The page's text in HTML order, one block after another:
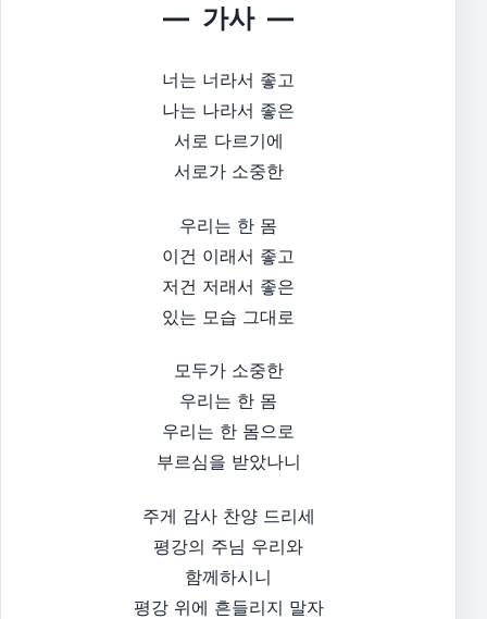
— 가사 —
너는 너라서 좋고
나는 나라서 좋은
서로 다르기에
서로가 소중한
우리는 한 몸
이건 이래서 좋고
저건 저래서 좋은
있는 모습 그대로
모두가 소중한
우리는 한 몸
우리는 한 몸으로
부르심을 받았나니
주게 감사 찬양 드리세
평강의 주님 우리와
함께하시니
평강 위에 흔들리지 말자